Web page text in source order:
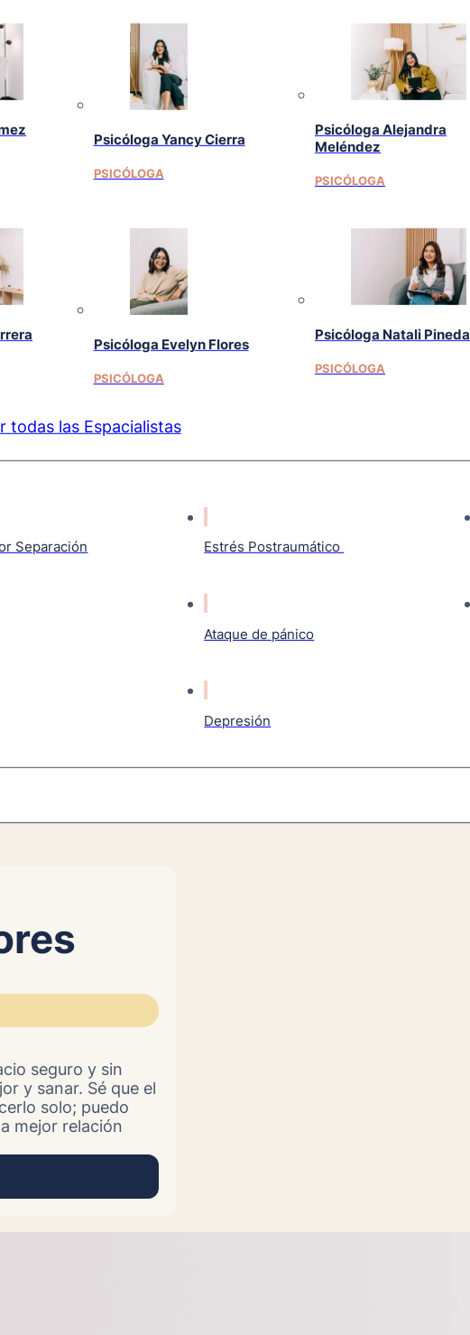
Psicóloga Yancy Cierra
PSICÓLOGA
Psicóloga Alejandra
Meléndez
PSICÓLOGA
Psicóloga Evelyn Flores
PSICÓLOGA
Psicóloga Natali Pineda
PSICÓLOGA
todas las Espacialistas
Separación Estrés Postraumático
Ataque de pánico
Depresión
seguro y sin
y sanar. Sé que el
solo; puedo
mejor relación